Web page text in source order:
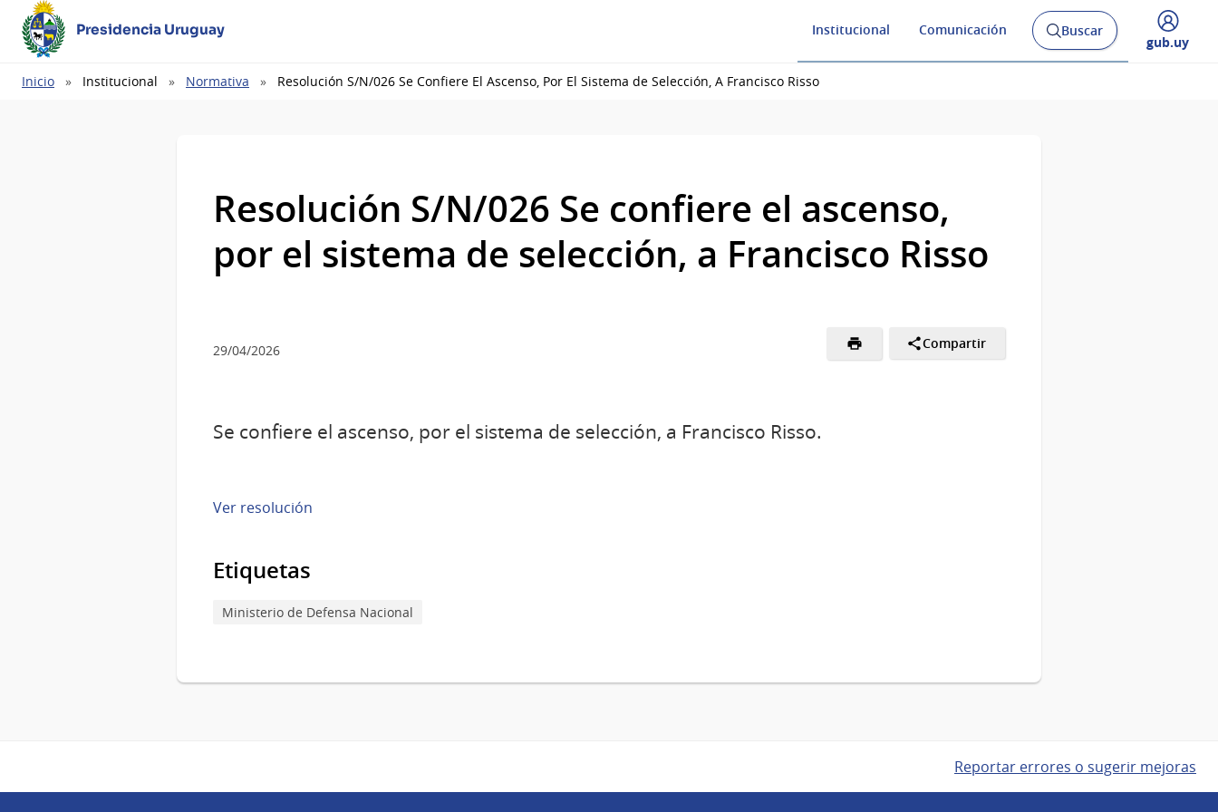
Presidencia Uruguay Institucional Comunicación
Abrir
buscador
Buscar
Desplegar
gub.uy
Ruta
Inicio Institucional Normativa Resolución S/N/026 Se Confiere El Ascenso, Por El Sistema de Selección, A Francisco Risso
Resolución S/N/026 Se confiere el ascenso,
por el sistema de selección, a Francisco Risso
29/04/2026 Compartir
Se confiere el ascenso, por el sistema de selección, a Francisco Risso.
Ver resolución
Etiquetas
Ministerio de Defensa Nacional
Reportar errores o sugerir mejoras